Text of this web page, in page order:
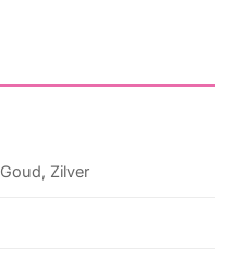
Goud, Zilver